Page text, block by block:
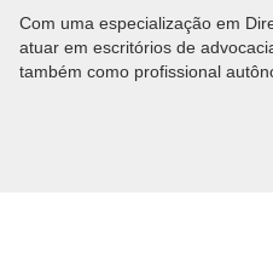
Com uma especialização em
atuar em escritórios de
também como profissional